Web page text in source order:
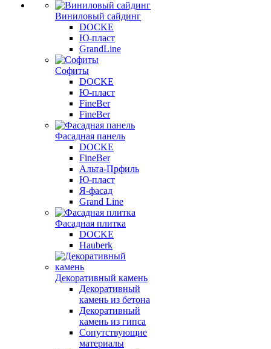
Виниловый сайдинг
DOCKE
Ю-пласт
GrandLine
Софиты
DOCKE
Ю-пласт
FineBer
FineBer
Фасадная панель
DOCKE
FineBer
Альта-Прфиль
Ю-пласт
Я-фасад
Grand Line
Фасадная плитка
DOCKE
Hauberk
Декоративный камень
Декоративный
камень из бетона
Декоративный
камень из гипса
Сопутствующие
материалы